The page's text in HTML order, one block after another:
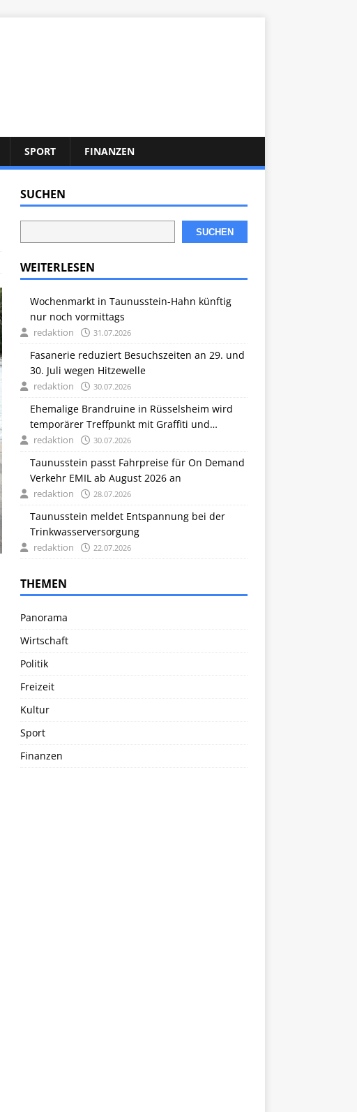
SPORT FINANZEN
SUCHEN
SUCHEN
WEITERLESEN
Wochenmarkt in Taunusstein-Hahn künftig
nur noch vormittags
redaktion 31.07.2026
Fasanerie reduziert Besuchszeiten an 29. und
30. Juli wegen Hitzewelle
redaktion 30.07.2026
Ehemalige Brandruine in Rüsselsheim wird
temporärer Treffpunkt mit Graffiti und
Begrünung
redaktion 30.07.2026
Taunusstein passt Fahrpreise für On Demand
Verkehr EMIL ab August 2026 an
redaktion 28.07.2026
Taunusstein meldet Entspannung bei der
Trinkwasserversorgung
redaktion 22.07.2026
THEMEN
Panorama
Wirtschaft
Politik
Freizeit
Kultur
Sport
Finanzen